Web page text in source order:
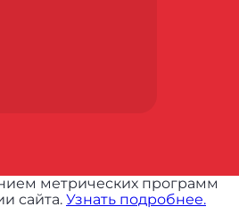
метрических программ
сайта. Узнать подробнее.